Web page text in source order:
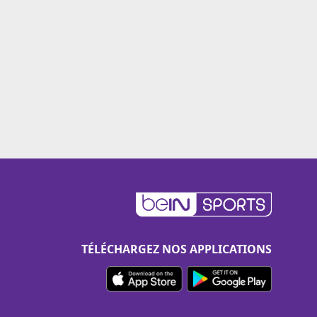
TÉLÉCHARGEZ NOS APPLICATIONS